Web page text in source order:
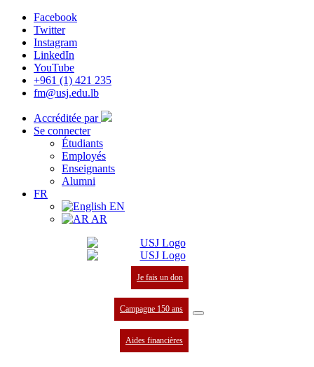
Facebook
Twitter
Instagram
LinkedIn
YouTube
+961 (1) 421 235
fm@usj.edu.lb
Accréditée par
Se connecter
Étudiants
Employés
Enseignants
Alumni
FR
EN
AR
Je fais un don
Campagne 150 ans
Aides financières